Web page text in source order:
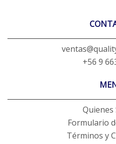
+56 9
Quienes
Formulario
Términos y